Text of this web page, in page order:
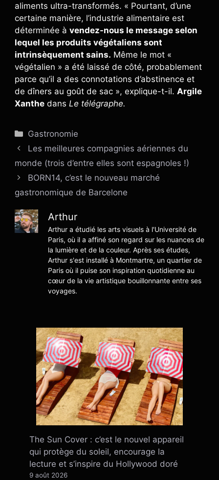
aliments ultra-transformés. « Pourtant, d’une
certaine manière, l’industrie alimentaire est
déterminée à vendez-nous le message selon
lequel les produits végétaliens sont
intrinsèquement sains. Même le mot «
végétalien » a été laissé de côté, probablement
parce qu’il a des connotations d’abstinence et
de dîners au goût de sac », explique-t-il. Argile
Xanthe dans Le télégraphe.
Catégories
Gastronomie
Les meilleures compagnies aériennes du
monde (trois d’entre elles sont espagnoles !)
BORN14, c’est le nouveau marché
gastronomique de Barcelone
Arthur
Arthur a étudié les arts visuels à l'Université de
Paris, où il a affiné son regard sur les nuances de
la lumière et de la couleur. Après ses études,
Arthur s'est installé à Montmartre, un quartier de
Paris où il puise son inspiration quotidienne au
cœur de la vie artistique bouillonnante entre ses
voyages.
The Sun Cover : c’est le nouvel appareil
qui protège du soleil, encourage la
lecture et s’inspire du Hollywood doré
9 août 2026